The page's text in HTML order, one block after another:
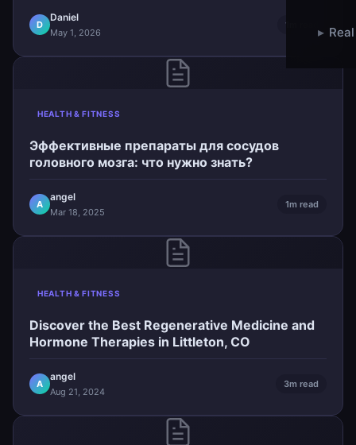
▸
D
Daniel
May 1, 2026
1m read
HEALTH & FITNESS
Эффективные препараты для сосудов
головного мозга: что нужно знать?
A
angel
Mar 18, 2025
1m read
HEALTH & FITNESS
Discover the Best Regenerative Medicine and
Hormone Therapies in Littleton, CO
A
angel
Aug 21, 2024
3m read